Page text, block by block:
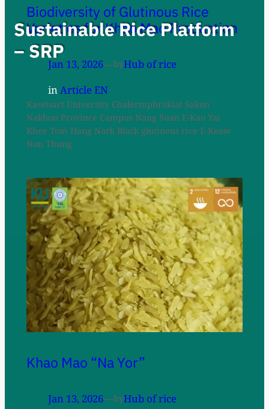
Sustainable Rice Platform
– SRP
Biodiversity of Glutinous Rice
Varieties for Khao Mao Production
Jan 13, 2026—byHub of rice
inArticle EN
Kasetsart University Chalermphrakiat Sakon
Nakhon Province Campus Nang Suan E-Kao Yai
Khee Tom Hang Nark Black glutinous rice E-Keaw
Non Thung
Khao Mao “Na Yor”
Jan 13, 2026—byHub of rice